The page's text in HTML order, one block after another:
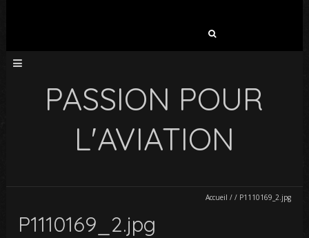
PASSION POUR
L'AVIATION
Accueil / / P1110169_2.jpg
P1110169_2.jpg